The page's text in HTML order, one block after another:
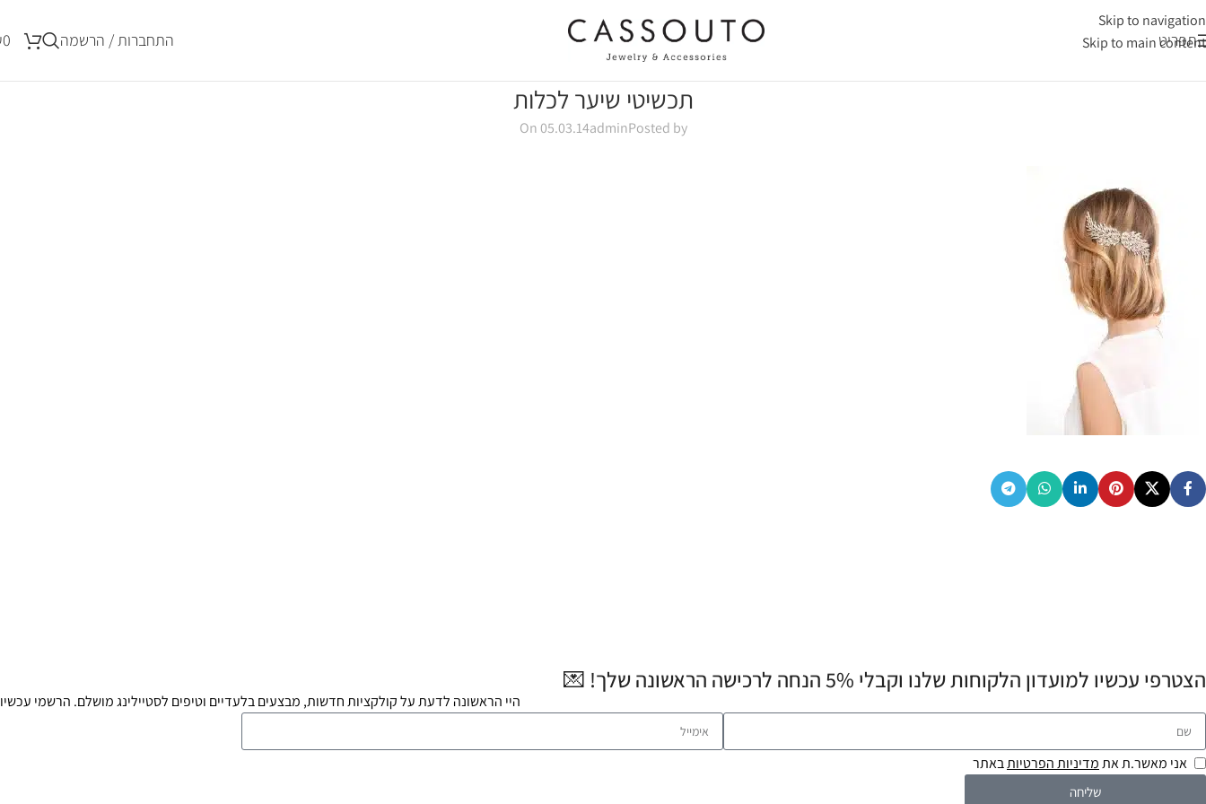
Skip to navigation
Skip to main content
תפריט התחברות / הרשמה 0
תכשיטי שיער לכלות
Posted by
admin
On 05.03.14
הצטרפי עכשיו למועדון הלקוחות שלנו וקבלי 5% הנחה לרכישה הראשונה שלך! 💌
היי הראשונה לדעת על קולקציות חדשות, מבצעים בלעדיים וטיפים לסטיילינג מושלם. הרשמי עכשיו
אני מאשר.ת אתמדיניות הפרטיותבאתר
שליחה